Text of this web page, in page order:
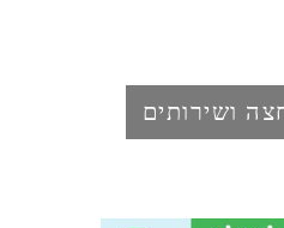
ושירותים